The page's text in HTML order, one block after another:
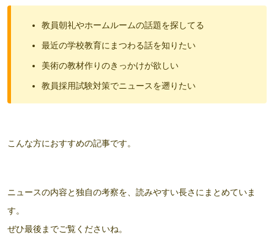
教員朝礼やホームルームの話題を探してる
最近の学校教育にまつわる話を知りたい
美術の教材作りのきっかけが欲しい
教員採用試験対策でニュースを遡りたい
こんな方におすすめの記事です。
ニュースの内容と独自の考察を、読みやすい長さにまとめていま
す。
ぜひ最後までご覧くださいね。